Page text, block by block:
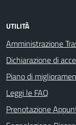
UTILITÀ
Amministrazione
Dichiarazione di
Piano di
Leggi le FAQ
Prenotazione